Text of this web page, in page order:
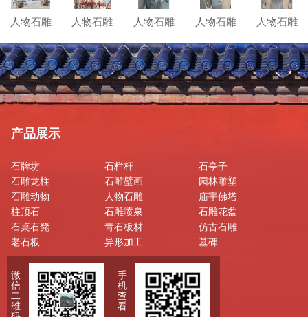
人物石雕 人物石雕 人物石雕 人物石雕 人物石雕
产品展示
石牌坊 石栏杆
石亭子
石雕龙柱
石雕壁画
园林雕塑
石雕动物
人物石雕
庙宇佛塔
柱顶石
石雕喷泉
石雕花盆
石桌石凳
青石板材
仿古石雕
老石板
异形加工 墓碑
微
信
二
维
手
机
查
看